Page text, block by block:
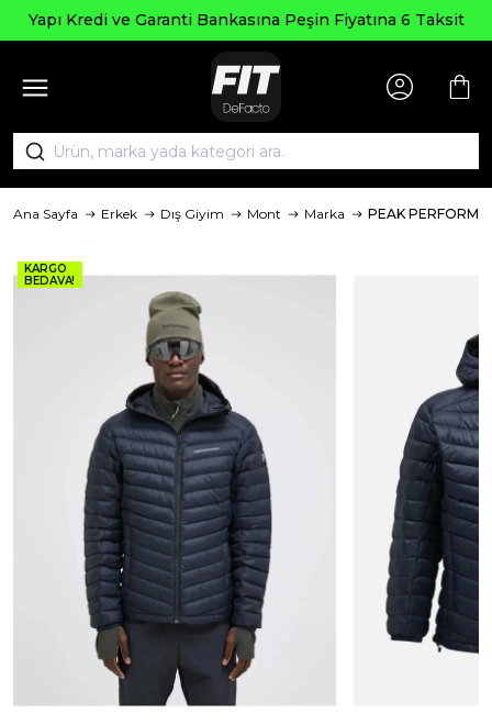
Yapı Kredi ve Garanti Bankasına Peşin Fiyatına 6 Taksit
Ana Sayfa Erkek Dış Giyim Mont Marka PEAK
KARGO
BEDAVA!